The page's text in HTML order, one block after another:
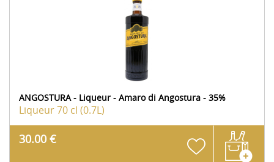
ANGOSTURA - Liqueur - Amaro di Angostura - 35%
Liqueur70 cl (0.7L)
30.00 €